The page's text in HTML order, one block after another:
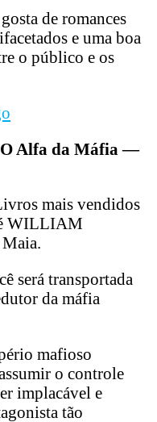
de romances
e uma boa
o público e os
Alfa da Máfia —
mais vendidos
WILLIAM
será transportada
da máfia
mafioso
o controle
implacável e
tão